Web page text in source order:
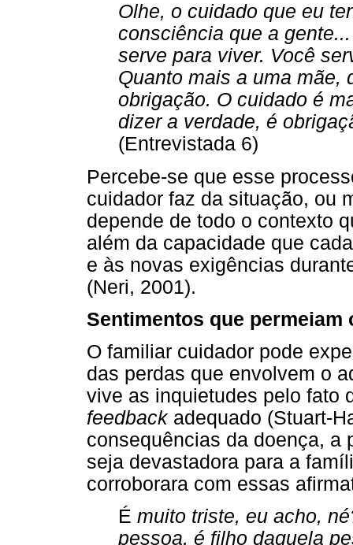
Olhe, o cuidado que eu
consciência que a
serve para viver. Você
Quanto mais a uma mãe,
obrigação. O cuidado é
dizer a verdade, é
(Entrevistada 6)
Percebe-se que esse
cuidador faz da situação, ou
depende de todo o contexto
além da capacidade que
e às novas exigências
(Neri, 2001).
Sentimentos que permeiam
O familiar cuidador pode
das perdas que envolvem o
vive as inquietudes pelo fato
feedbackadequado (Stuart-
consequências da doença, a
seja devastadora para a
corroborara com essas
É muito triste, eu acho,
pessoa, é filho daquela